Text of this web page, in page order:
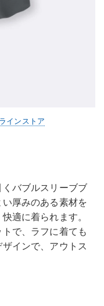
インストア
バブルスリーブブ
厚みのある素材を
適に着られます。
で、ラフに着ても
インで、アウトス